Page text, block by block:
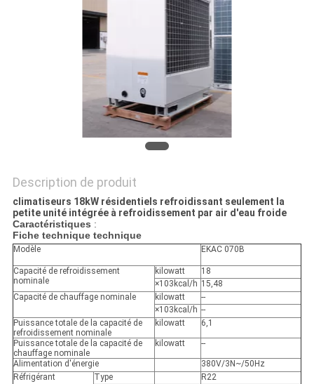
Description de produit
climatiseurs 18kW résidentiels refroidissant seulement la
petite unité intégrée à refroidissement par air d'eau froide
Caractéristiques :
Fiche technique technique
Modèle EKAC 070B
Capacité de refroidissement
nominale
kilowatt
18
×103kcal/h 15,48
Capacité de chauffage nominale
kilowatt
--
×103kcal/h --
Puissance totale de la capacité de
refroidissement nominale
kilowatt 6,1
Puissance totale de la capacité de
chauffage nominale
kilowatt --
Alimentation d'énergie
380V/3N~/50Hz
Réfrigérant
Type
R22